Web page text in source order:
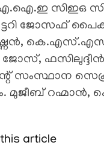
സിഇഒ
ജോസഫ്
ജോസ്,
സംസ്ഥാന
മുജീബ്
article